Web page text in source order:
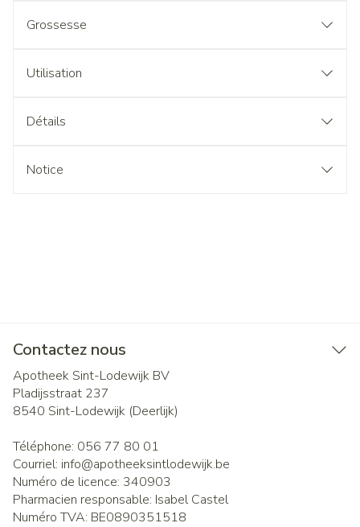
Grossesse
Utilisation
Détails
Notice
Contactez nous
Apotheek Sint-Lodewijk BV
Pladijsstraat 237
8540 Sint-Lodewijk (Deerlijk)
Téléphone: 056 77 80 01
Courriel: info@apotheeksintlodewijk.be
Numéro de licence: 340903
Pharmacien responsable: Isabel Castel
Numéro TVA: BE0890351518